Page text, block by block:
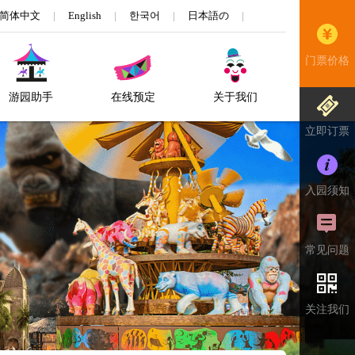
简体中文 | English | 한국어 | 日本語の |
游园助手 在线预定 关于我们
门票价格
立即订票
入园须知
常见问题
关注我们